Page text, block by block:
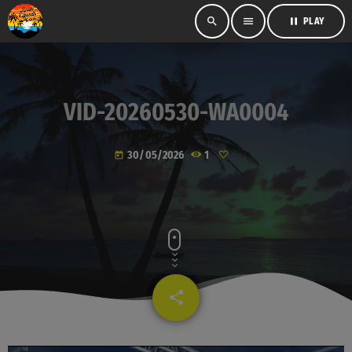
search menu pause PLAY
VID-20260530-WA0004
today 30/05/2026 1
share
email